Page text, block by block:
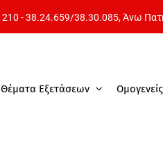
210 - 38.24.659/38.30.085, Άνω
Θέματα Εξετάσεων Ομογενείς